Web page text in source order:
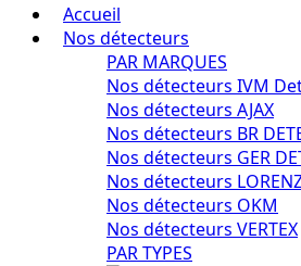
Accueil
Nos détecteurs
PAR MARQUES
Nos détecteurs IVM
Nos détecteurs AJAX
Nos détecteurs BR
Nos détecteurs GER
Nos détecteurs
Nos détecteurs OKM
Nos détecteurs VERTEX
PAR TYPES